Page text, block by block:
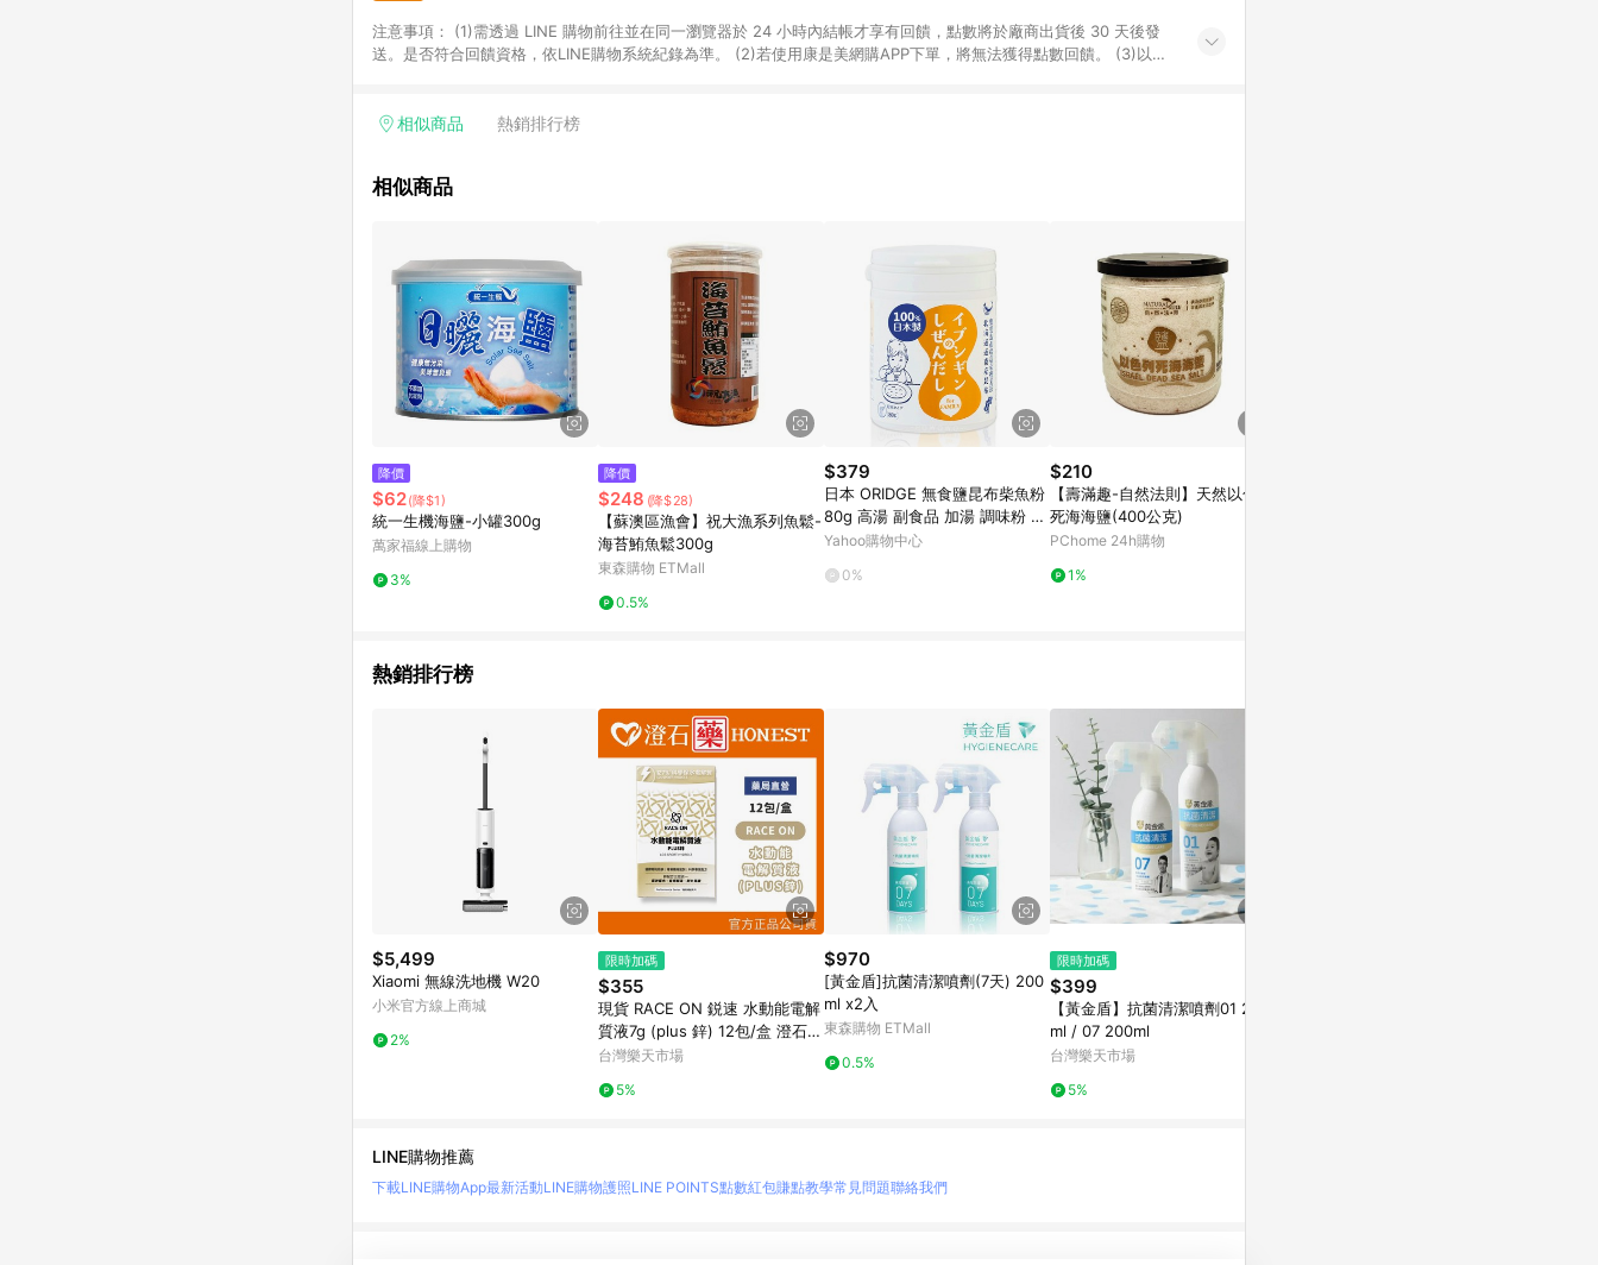
注意事項：​ (1)需透過 LINE 購物前往並在同一瀏覽器於 24 小時內結帳才享有回饋，點數將於廠商出貨後 30 天後發
送。​是否符合回饋資格，依LINE購物系統紀錄為準。 (2)若使用康是美網購APP下單，將無法獲得點數回饋。​ (3)以下
「LINE購物通知」之官方帳號訊息通知。亦可於LINE購物網站或APP中的「我的訂單」頁面查詢，請依LINE購物網站
相似商品 熱銷排行榜
相似商品
降價
$62(降$1)
統一生機海鹽-小罐300g
萬家福線上購物
3%
降價
$248 (降$28)
【蘇澳區漁會】祝大漁系列魚鬆-
海苔鮪魚鬆300g
東森購物 ETMall
0.5%
$379
日本 ORIDGE 無食鹽昆布柴魚粉
80g 高湯 副食品 加湯 調味粉 32
90
Yahoo購物中心
0%
$210
【壽滿趣-自然法則】天然以色列
死海海鹽(400公克)
PChome 24h購物
1%
熱銷排行榜
$5,499
Xiaomi 無線洗地機 W20
小米官方線上商城
2%
限時加碼
$355
現貨 RACE ON 鋭速 水動能電解
質液7g (plus 鋅) 12包/盒 澄石藥
局✚實體店面
台灣樂天市場
5%
$970
[黃金盾]抗菌清潔噴劑(7天) 200
ml x2入
東森購物 ETMall
0.5%
限時加碼
$399
【黃金盾】抗菌清潔噴劑01 250
ml / 07 200ml
台灣樂天市場
5%
LINE購物推薦
下載LINE購物App最新活動LINE購物護照LINE POINTS點數紅包賺點教學常見問題聯絡我們